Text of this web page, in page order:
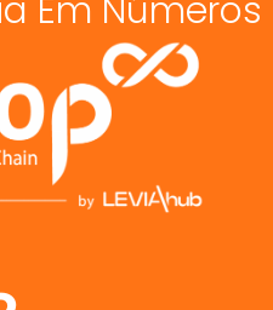
Em Números